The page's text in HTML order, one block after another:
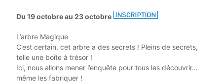
Du 19 octobre au 23 octobre
L’arbre Magique
C’est certain, cet arbre a des secrets ! Pleins de secrets,
telle une boîte à trésor !
Ici, nous allons mener l’enquête pour tous les découvrir…
même les fabriquer !